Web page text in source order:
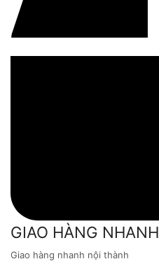
GIAO HÀNG NHANH
Giao hàng nhanh nội thành